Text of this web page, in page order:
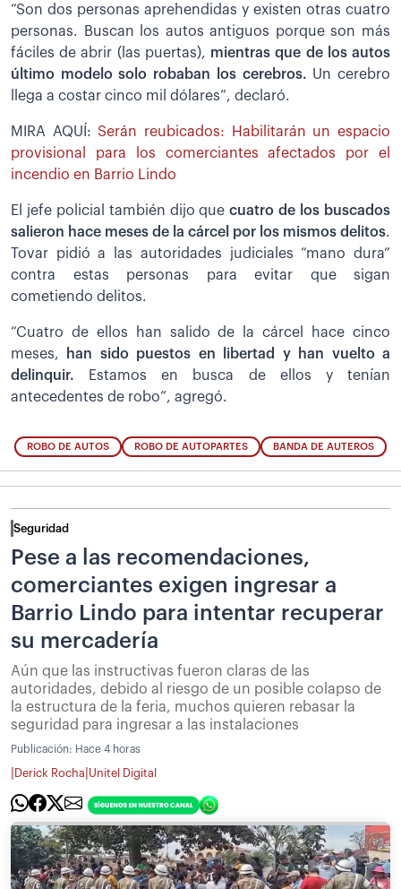
“Son dos personas aprehendidas y existen otras cuatro
personas. Buscan los autos antiguos porque son más
fáciles de abrir (las puertas), mientras que de los autos
último modelo solo robaban los cerebros. Un cerebro
llega a costar cinco mil dólares”, declaró.
MIRA AQUÍ:Serán reubicados: Habilitarán un espacio
provisional para los comerciantes afectados por el
incendio en Barrio Lindo
El jefe policial también dijo que cuatro de los buscados
salieron hace meses de la cárcel por los mismos delitos.
Tovar pidió a las autoridades judiciales “mano dura”
contra estas personas para evitar que sigan
cometiendo delitos.
“Cuatro de ellos han salido de la cárcel hace cinco
meses, han sido puestos en libertad y han vuelto a
delinquir. Estamos en busca de ellos y tenían
antecedentes de robo”, agregó.
ROBO DE AUTOS ROBO DE AUTOPARTES BANDA DE AUTEROS
Seguridad
Pese a las recomendaciones,
comerciantes exigen ingresar a
Barrio Lindo para intentar recuperar
su mercadería
Aún que las instructivas fueron claras de las
autoridades, debido al riesgo de un posible colapso de
la estructura de la feria, muchos quieren rebasar la
seguridad para ingresar a las instalaciones
Publicación: Hace 4 horas
Derick Rocha Unitel Digital